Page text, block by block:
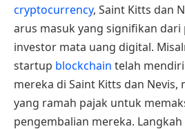
cryptocurrency, Saint Kitts dan
arus masuk yang signifikan dari
investor mata uang digital.
startup blockchain telah
mereka di Saint Kitts dan Nevis,
yang ramah pajak untuk
pengembalian mereka.